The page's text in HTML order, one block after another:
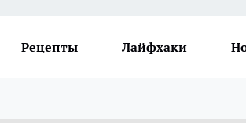
Рецепты Лайфхаки